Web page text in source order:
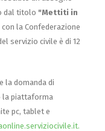
dal titolo "Mettiti in
la Confederazione
servizio civile è di 12
la domanda di
la piattaforma
pc, tablet e